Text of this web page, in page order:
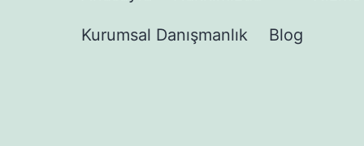
Menüyü
aç
Kurumsal Danışmanlık Blog